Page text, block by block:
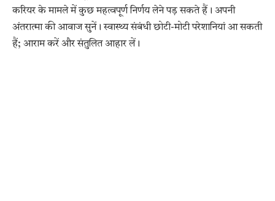
करियर के मामले में कुछ महत्वपूर्ण निर्णय लेने पड़ सकते हैं। अपनी
अंतरात्मा की आवाज सुनें। स्वास्थ्य संबंधी छोटी-मोटी परेशानियां आ सकती
हैं; आराम करें और संतुलित आहार लें।